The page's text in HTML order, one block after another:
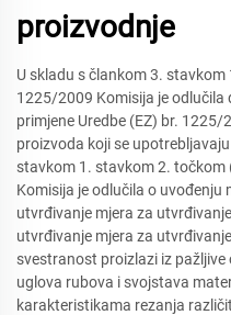
proizvodnje
U skladu s člankom 3. stavkom
1225/2009 Komisija je
primjene Uredbe (EZ) br.
proizvoda koji se
stavkom 1. stavkom 2. točkom
Komisija je odlučila o uvođenju
utvrđivanje mjera za
utvrđivanje mjera za
svestranost proizlazi iz
uglova rubova i svojstava
karakteristikama rezanja